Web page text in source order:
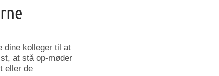
dine kolleger til at
at stå op-møder
eller de